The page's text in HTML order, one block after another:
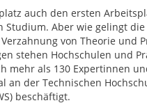
auch den ersten
Studium. Aber wie gelingt
von Theorie und
stehen Hochschulen und
mehr als 130 Expertinnen
an der Technischen
beschäftigt.